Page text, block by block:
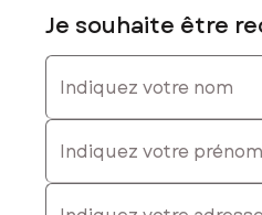
Je souhaite être
Indiquez votre nom
Indiquez votre prénom
E-mail